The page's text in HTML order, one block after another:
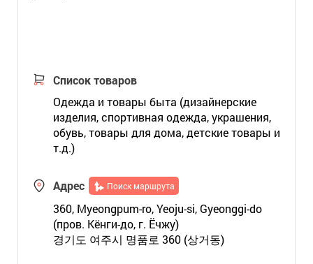
Список товаров
Одежда и товары быта (дизайнерские
изделия, спортивная одежда, украшения,
обувь, товары для дома, детские товары и
т.д.)
Адрес Поиск маршрута
360, Myeongpum-ro, Yeoju-si, Gyeonggi-do
(пров. Кёнги-до, г. Ёчжу)
경기도 여주시 명품로 360 (상거동)